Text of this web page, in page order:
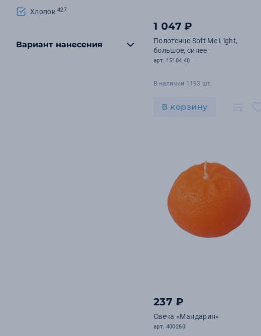
Хлопок 427
Вариант нанесения
1 047 ₽
Полотенце Soft Me Light,
большое, синее
арт. 15104.40
В наличии 1193 шт.
В корзину
237 ₽
Свеча «Мандарин»
арт. 400260